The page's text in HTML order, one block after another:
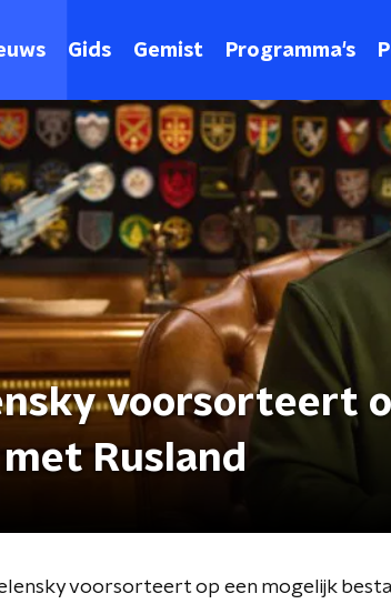
Gids Gemist Programma's
voorsorteert
Rusland
voorsorteert op een mogelijk